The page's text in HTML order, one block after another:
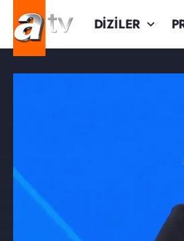
DİZİLER